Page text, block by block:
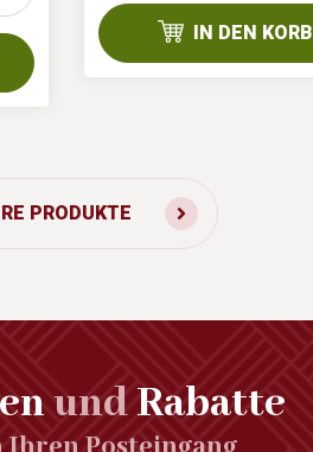
IN DEN KORB
PRODUKTE
undRabatte